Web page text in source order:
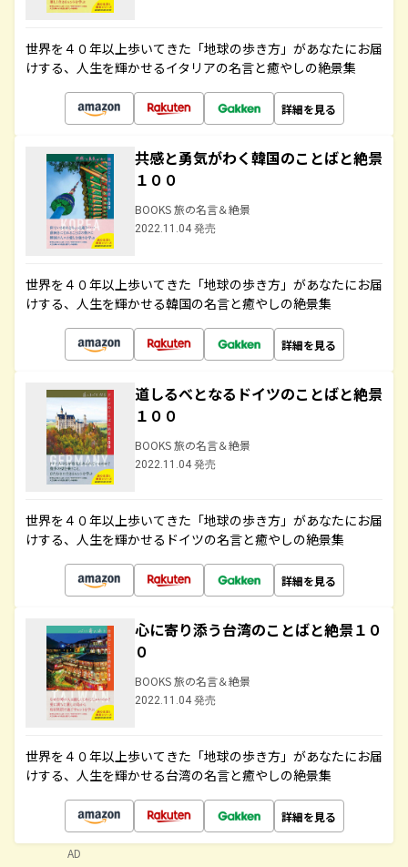
世界を４０年以上歩いてきた「地球の歩き方」があなたにお届
けする、人生を輝かせるイタリアの名言と癒やしの絶景集
詳細を見る
共感と勇気がわく韓国のことばと絶景
１００
BOOKS 旅の名言＆絶景
2022.11.04 発売
世界を４０年以上歩いてきた「地球の歩き方」があなたにお届
けする、人生を輝かせる韓国の名言と癒やしの絶景集
詳細を見る
道しるべとなるドイツのことばと絶景
１００
BOOKS 旅の名言＆絶景
2022.11.04 発売
世界を４０年以上歩いてきた「地球の歩き方」があなたにお届
けする、人生を輝かせるドイツの名言と癒やしの絶景集
詳細を見る
心に寄り添う台湾のことばと絶景１０
０
BOOKS 旅の名言＆絶景
2022.11.04 発売
世界を４０年以上歩いてきた「地球の歩き方」があなたにお届
けする、人生を輝かせる台湾の名言と癒やしの絶景集
詳細を見る
AD